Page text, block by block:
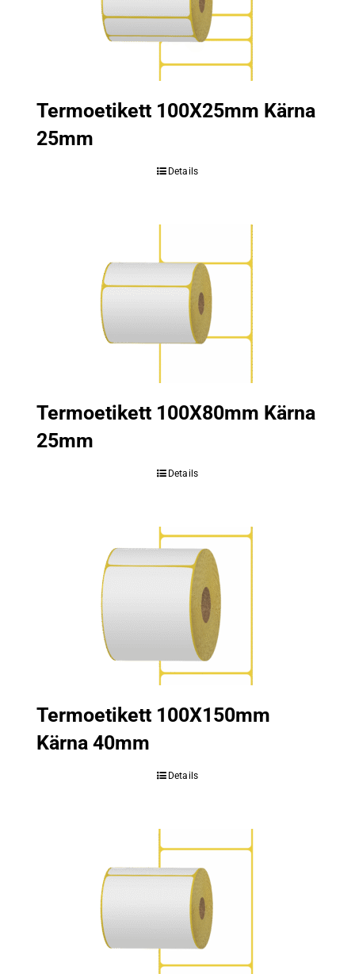
Termoetikett 100X25mm Kärna
25mm
Details
Termoetikett 100X80mm Kärna
25mm
Details
Termoetikett 100X150mm
Kärna 40mm
Details